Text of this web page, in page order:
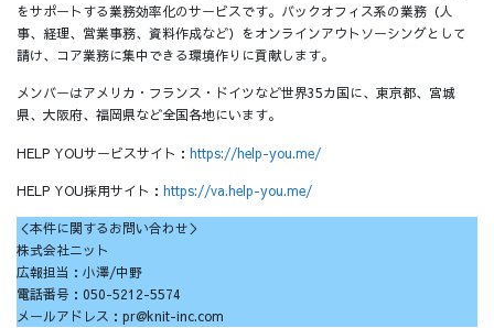
をサポートする業務効率化のサービスです。バックオフィス系の業務（人
事、経理、営業事務、資料作成など）をオンラインアウトソーシングとして
請け、コア業務に集中できる環境作りに貢献します。
メンバーはアメリカ・フランス・ドイツなど世界35カ国に、東京都、宮城
県、大阪府、福岡県など全国各地にいます。
HELP YOUサービスサイト： https://help-you.me/
HELP YOU採用サイト： https://va.help-you.me/
＜本件に関するお問い合わせ＞
株式会社ニット
広報担当：小澤/中野
電話番号：050-5212-5574
メールアドレス：pr@knit-inc.com